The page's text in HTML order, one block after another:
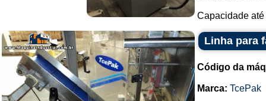
Capacidade
Linha para
Código da
Marca: TcePak